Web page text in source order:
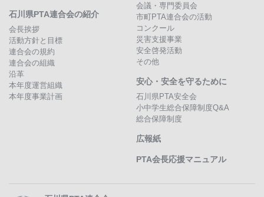
石川県PTA連合会の紹介
会長挨拶
活動方針と目標
連合会の規約
連合会の組織
沿革
本年度運営組織
本年度事業計画
会議・専門委員会
市町PTA連合会の活動
コンクール
災害支援事業
安全啓発活動
その他
安心・安全を守るために
石川県PTA安全会
小中学生総合保障制度Q&A
総合保障制度
広報紙
PTA会長応援マニュアル